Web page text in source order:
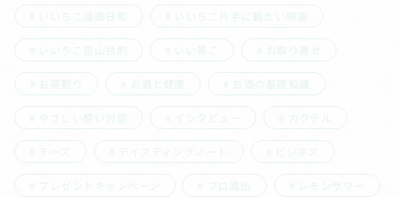
いいちこ漫画日和 いいちこ片手に観たい映画
いいちこ空山独酌 いい茶こ お取り寄せ
お茶割り お酒と健康 お酒の基礎知識
やさしい酔い対談 インタビュー カクテル
チーズ テイスティングノート ビジネス
プレゼントキャンペーン プロ直伝 レモンサワー